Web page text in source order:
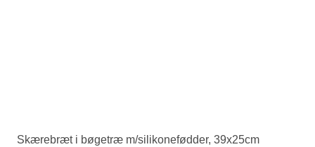
Skærebræt i bøgetræ m/silikonefødder, 39x25cm